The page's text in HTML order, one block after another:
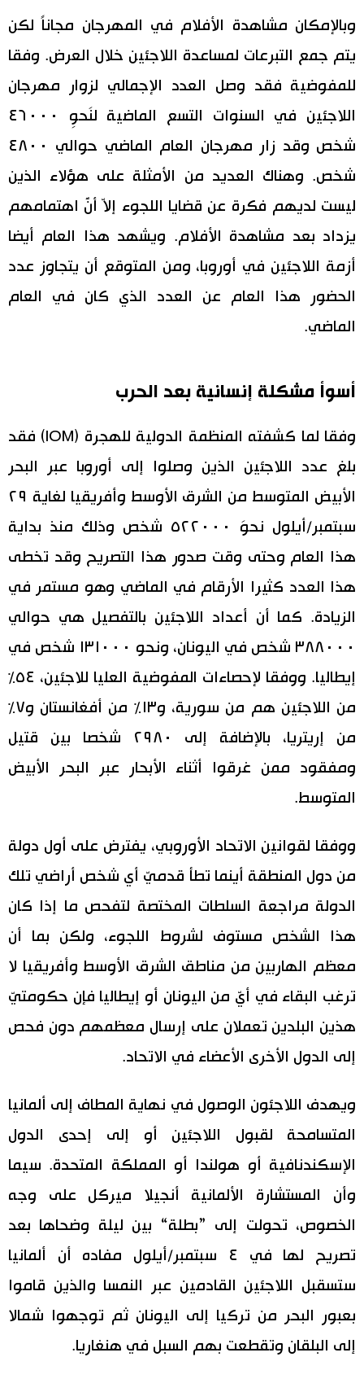
وبالإمكان مشاهدة الأفلام في المهرجان مجاناً لكن
يتم جمع التبرعات لمساعدة اللاجئين خلال العرض. وفقا
للمفوضية فقد وصل العدد الإجمالي لزوار مهرجان
اللاجئين في السنوات التسع الماضية لنَحوِ ٤٦٠٠٠
شخص وقد زار مهرجان العام الماضي حوالي ٤٨٠٠
شخص. وهناك العديد من الأمثلة على هؤلاء الذين
ليست لديهم فكرة عن قضايا اللجوء إلاّ أنَّ اهتمامهم
يزداد بعد مشاهدة الأفلام. ويشهد هذا العام أيضا
أزمة اللاجئين في أوروبا، ومن المتوقع أن يتجاوز عدد
الحضور هذا العام عن العدد الذي كان في العام
الماضي.
أسوأ مشكلة إنسانية بعد الحرب
وفقا لما كشفته المنظمة الدولية للهجرة (IOM) فقد
بلغ عدد اللاجئين الذين وصلوا إلى أوروبا عبر البحر
الأبيض المتوسط من الشرق الأوسط وأفريقيا لغاية ٢٩
سبتمبر/أيلول نحوَ ٥٢٢٠٠٠ شخص وذلك منذ بداية
هذا العام وحتى وقت صدور هذا التصريح وقد تخطى
هذا العدد كثيرا الأرقام في الماضي وهو مستمر في
الزيادة. كما أن أعداد اللاجئين بالتفصيل هي حوالي
٣٨٨٠٠٠ شخص في اليونان، ونحو ١٣١٠٠٠ شخص في
إيطاليا. ووفقا لإحصاءات المفوضية العليا للاجئين، ٥٤٪
من اللاجئين هم من سورية، و١٣٪ من أفغانستان و٧٪
من إريتريا، بالإضافة إلى ٢٩٨٠ شخصا بين قتيل
ومفقود ممن غرقوا أثناء الأبحار عبر البحر الأبيض
المتوسط.
ووفقا لقوانين الاتحاد الأوروبي، يفترض على أول دولة
من دول المنطقة أينما تطأ قدميّ أي شخص أراضي تلك
الدولة مراجعة السلطات المختصة لتفحص ما إذا كان
هذا الشخص مستوف لشروط اللجوء، ولكن بما أن
معظم الهاربين من مناطق الشرق الأوسط وأفريقيا لا
ترغب البقاء في أيّ من اليونان أو إيطاليا فإن حكومتيّ
هذين البلدين تعملان على إرسال معظمهم دون فحص
إلى الدول الأخرى الأعضاء في الاتحاد.
ويهدف اللاجئون الوصول في نهاية المطاف إلى ألمانيا
المتسامحة لقبول اللاجئين أو إلى إحدى الدول
الإسكندنافية أو هولندا أو المملكة المتحدة. سيما
وأن المستشارة الألمانية أنجيلا ميركل على وجه
الخصوص، تحولت إلى ”بطلة“ بين ليلة وضحاها بعد
تصريح لها في ٤ سبتمبر/أيلول مفاده أن ألمانيا
ستسقبل اللاجئين القادمين عبر النمسا والذين قاموا
بعبور البحر من تركيا إلى اليونان ثم توجهوا شمالا
إلى البلقان وتقطعت بهم السبل في هنغاريا.